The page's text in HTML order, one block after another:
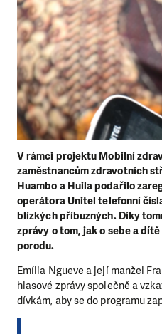
V rámci projektu Mobilní
zaměstnancům zdravotních
Huambo a Huila podařilo
operátora Unitel telefonní
blízkých příbuzných. Díky
zprávy o tom, jak o sebe a
porodu.
Emília Ngueve a její manžel
hlasové zprávy společně a
dívkám, aby se do programu